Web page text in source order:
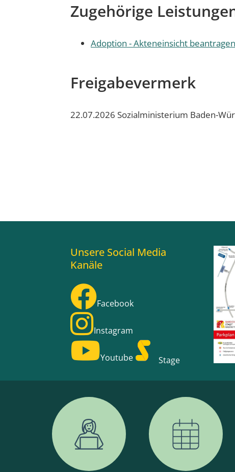
Zugehörige
Adoption - Akteneinsicht beantragen
Freigabevermerk
22.07.2026 Sozialministerium Baden-
Unsere Social Media
Kanäle
Facebook
Instagram
Youtube Stage